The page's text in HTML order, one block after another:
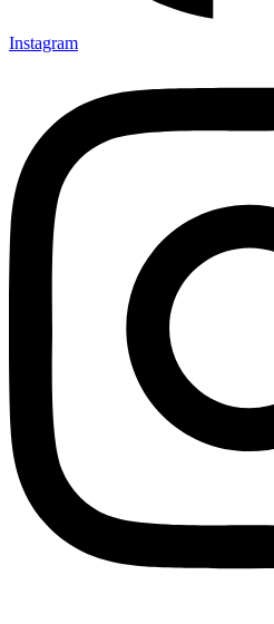
Instagram